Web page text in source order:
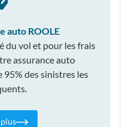
auto ROOLE
du vol et pour les frais
assurance auto
95% des sinistres les